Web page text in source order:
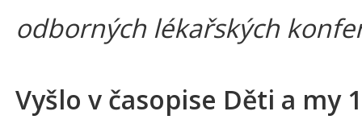
odborných lékařských
Vyšlo v časopise Děti a my